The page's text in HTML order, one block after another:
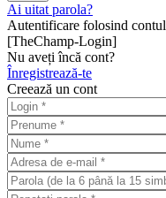
Ai uitat parola?
Autentificare folosind contul
[TheChamp-Login]
Nu aveți încă cont?
Înregistrează-te
Creează un cont